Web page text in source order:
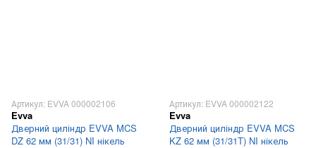
Артикул: EVVA 000002106
Evva
Дверний циліндр EVVA MCS
DZ 62 мм (31/31) NI нікель
Артикул: EVVA 000002122
Evva
Дверний циліндр EVVA MCS
KZ 62 мм (31/31T) NI нікель